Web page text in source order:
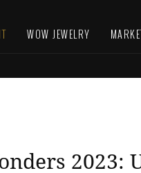
WOW JEWELRY
2023: